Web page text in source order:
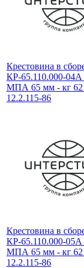
Крестовина в
КР-65.110.000-
МПА 65 мм - кг
12.2.115-86
Крестовина в
КР-65.110.000-
МПА 65 мм - кг
12.2.115-86